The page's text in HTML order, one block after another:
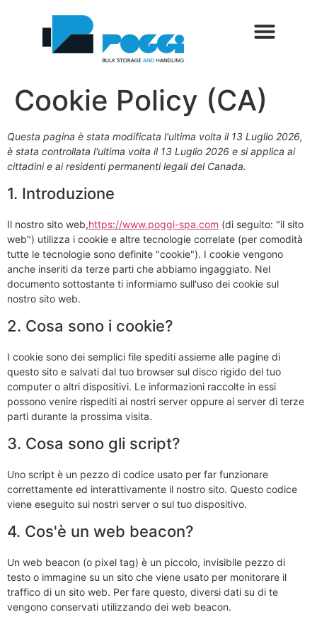
Cookie Policy (CA)
Questa pagina è stata modificata l'ultima volta il 13 Luglio 2026,
è stata controllata l'ultima volta il 13 Luglio 2026 e si applica ai
cittadini e ai residenti permanenti legali del Canada.
1. Introduzione
Il nostro sito web,https://www.poggi-spa.com (di seguito: "il sito
web") utilizza i cookie e altre tecnologie correlate (per comodità
tutte le tecnologie sono definite "cookie"). I cookie vengono
anche inseriti da terze parti che abbiamo ingaggiato. Nel
documento sottostante ti informiamo sull'uso dei cookie sul
nostro sito web.
2. Cosa sono i cookie?
I cookie sono dei semplici file spediti assieme alle pagine di
questo sito e salvati dal tuo browser sul disco rigido del tuo
computer o altri dispositivi. Le informazioni raccolte in essi
possono venire rispediti ai nostri server oppure ai server di terze
parti durante la prossima visita.
3. Cosa sono gli script?
Uno script è un pezzo di codice usato per far funzionare
correttamente ed interattivamente il nostro sito. Questo codice
viene eseguito sui nostri server o sul tuo dispositivo.
4. Cos'è un web beacon?
Un web beacon (o pixel tag) è un piccolo, invisibile pezzo di
testo o immagine su un sito che viene usato per monitorare il
traffico di un sito web. Per fare questo, diversi dati su di te
vengono conservati utilizzando dei web beacon.